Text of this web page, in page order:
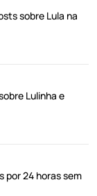
sobre Lula na
Lulinha e
por 24 horas sem